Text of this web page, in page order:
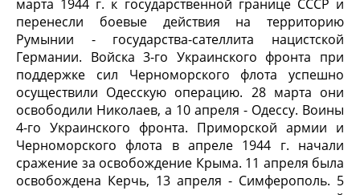
марта 1944 г. к государственной границе СССР и
перенесли боевые действия на территорию
Румынии - государства-сателлита нацистской
Германии. Войска 3-го Украинского фронта при
поддержке сил Черноморского флота успешно
осуществили Одесскую операцию. 28 марта они
освободили Николаев, а 10 апреля - Одессу. Воины
4-го Украинского фронта. Приморской армии и
Черноморского флота в апреле 1944 г. начали
сражение за освобождение Крыма. 11 апреля была
освобождена Керчь, 13 апреля - Симферополь. 5